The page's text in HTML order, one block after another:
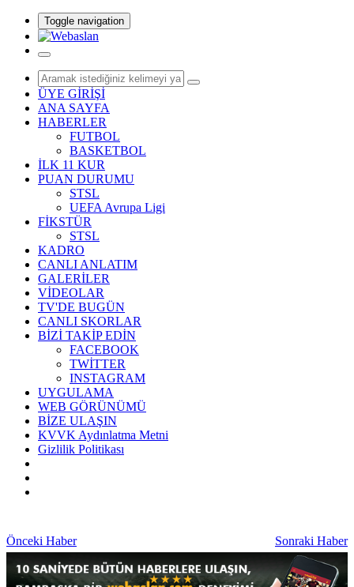
Toggle navigation
ÜYE GİRİŞİ
ANA SAYFA
HABERLER
FUTBOL
BASKETBOL
İLK 11 KUR
PUAN DURUMU
STSL
UEFA Avrupa Ligi
FİKSTÜR
STSL
KADRO
CANLI ANLATIM
GALERİLER
VİDEOLAR
TV'DE BUGÜN
CANLI SKORLAR
BİZİ TAKİP EDİN
FACEBOOK
TWİTTER
INSTAGRAM
UYGULAMA
WEB GÖRÜNÜMÜ
BİZE ULAŞIN
KVVK Aydınlatma Metni
Gizlilik Politikası
Önceki Haber Sonraki Haber